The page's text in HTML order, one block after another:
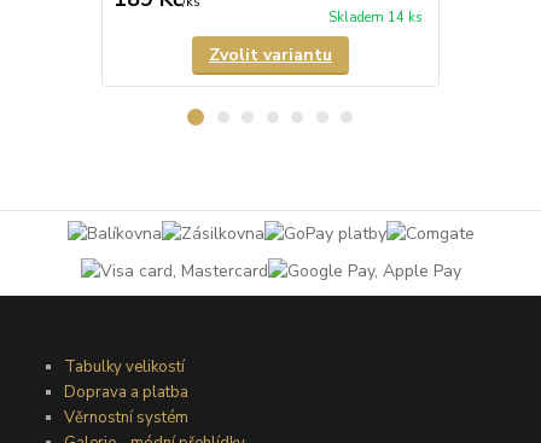
Skladem 14 ks
Zvolit variantu
Tabulky velikostí
Doprava a platba
Věrnostní systém